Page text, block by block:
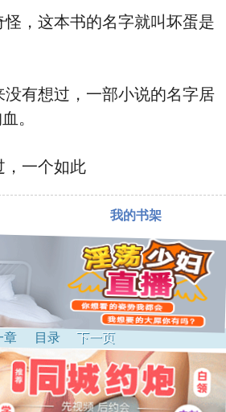
，这本书的名字就叫坏蛋是
有想过，一部小说的名字居
。
一个如此
我的书架
章 目录 下一页